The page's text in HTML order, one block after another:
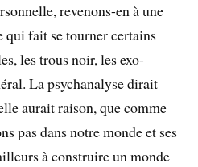
revenons-en à une
qui fait se tourner certains
les trous noir, les exo-
La psychanalyse dirait
aurait raison, que comme
pas dans notre monde et ses
à construire un monde